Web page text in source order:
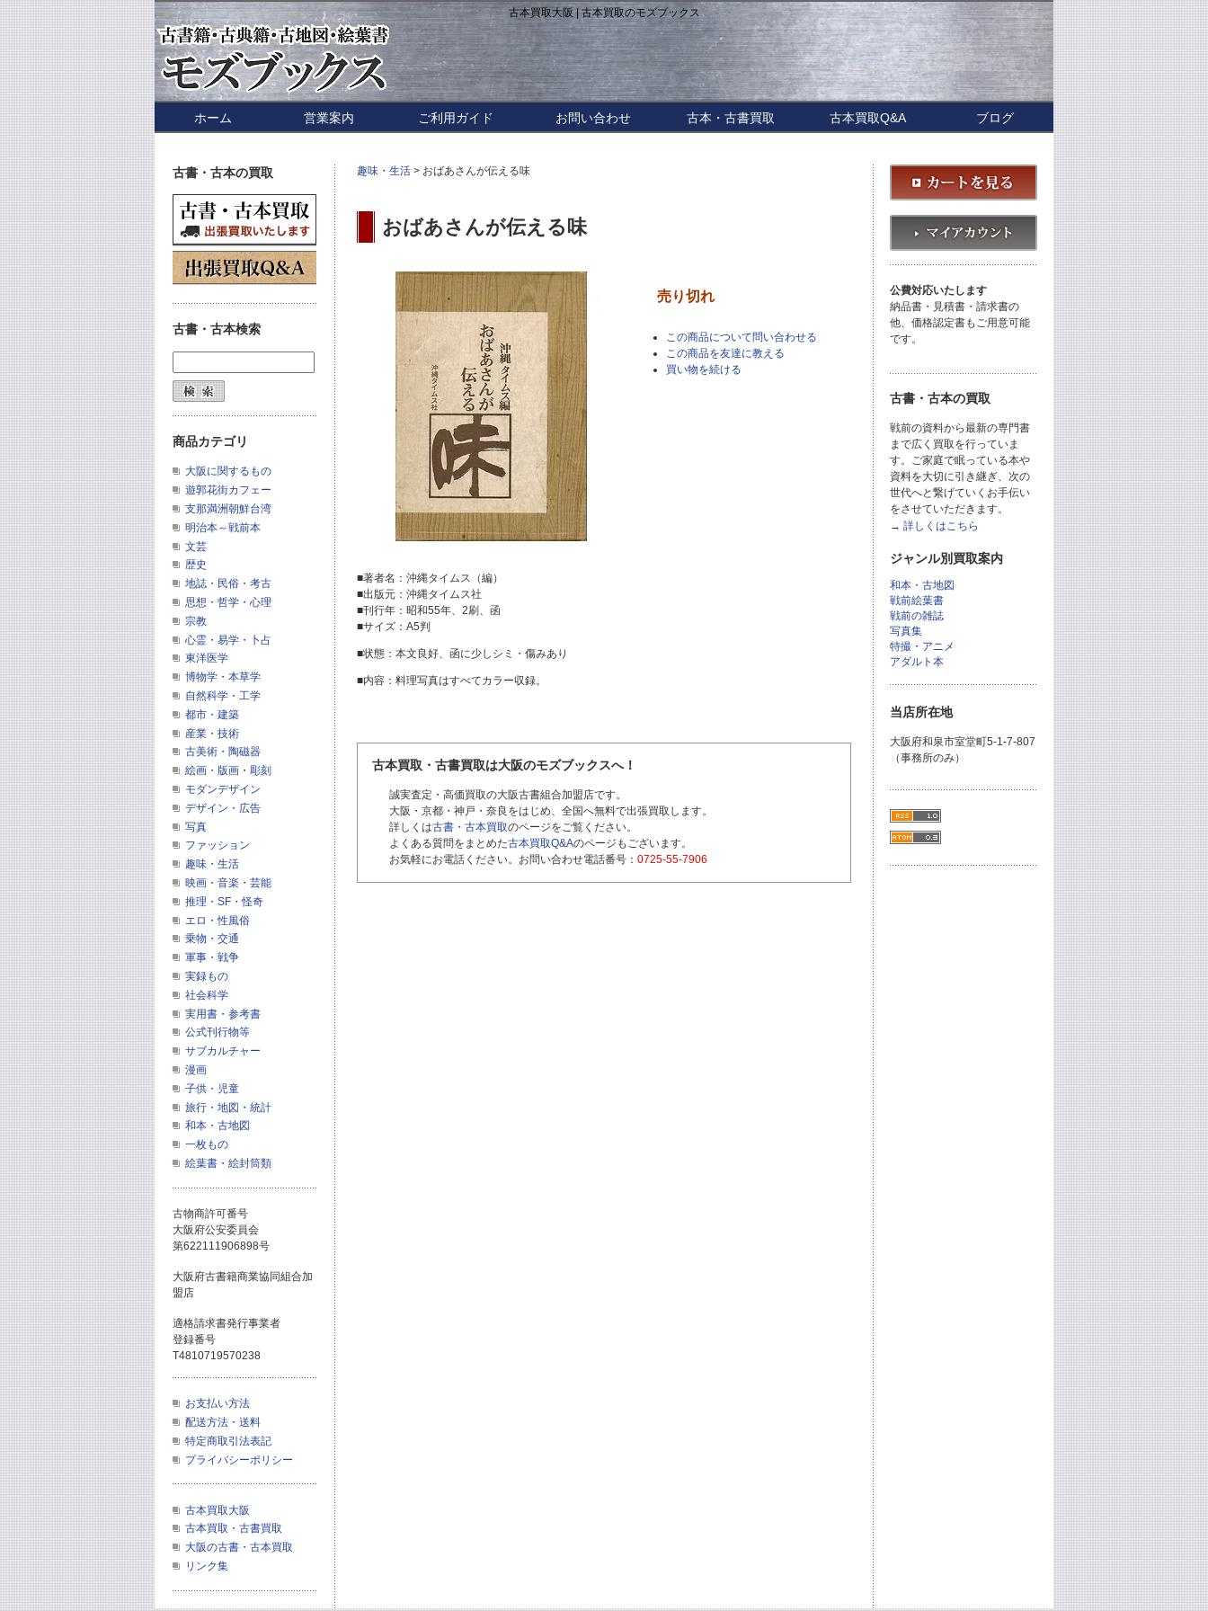
古本買取大阪 | 古本買取のモズブックス
ホーム 営業案内 ご利用ガイド お問い合わせ 古本・古書買取 古本買取Q&A ブログ
趣味・生活 > おばあさんが伝える味
おばあさんが伝える味
売り切れ
この商品について問い合わせる
この商品を友達に教える
買い物を続ける
■著者名：沖縄タイムス（編）
■出版元：沖縄タイムス社
■刊行年：昭和55年、2刷、函
■サイズ：A5判
■状態：本文良好、函に少しシミ・傷みあり
■内容：料理写真はすべてカラー収録。
古本買取・古書買取は大阪のモズブックスへ！
誠実査定・高価買取の大阪古書組合加盟店です。
大阪・京都・神戸・奈良をはじめ、全国へ無料で出張買取します。
詳しくは古書・古本買取のページをご覧ください。
よくある質問をまとめた古本買取Q&Aのページもございます。
お気軽にお電話ください。お問い合わせ電話番号： 0725-55-7906
古書・古本の買取
古書・古本検索
商品カテゴリ
大阪に関するもの
遊郭花街カフェー
支那満洲朝鮮台湾
明治本～戦前本
文芸
歴史
地誌・民俗・考古
思想・哲学・心理
宗教
心霊・易学・卜占
東洋医学
博物学・本草学
自然科学・工学
都市・建築
産業・技術
古美術・陶磁器
絵画・版画・彫刻
モダンデザイン
デザイン・広告
写真
ファッション
趣味・生活
映画・音楽・芸能
推理・SF・怪奇
エロ・性風俗
乗物・交通
軍事・戦争
実録もの
社会科学
実用書・参考書
公式刊行物等
サブカルチャー
漫画
子供・児童
旅行・地図・統計
和本・古地図
一枚もの
絵葉書・絵封筒類
古物商許可番号
大阪府公安委員会
第622111906898号
大阪府古書籍商業協同組合加
盟店
適格請求書発行事業者
登録番号
T4810719570238
お支払い方法
配送方法・送料
特定商取引法表記
プライバシーポリシー
古本買取大阪
古本買取・古書買取
大阪の古書・古本買取
リンク集
公費対応いたします
納品書・見積書・請求書の
他、価格認定書もご用意可能
です。
古書・古本の買取
戦前の資料から最新の専門書
まで広く買取を行っていま
す。ご家庭で眠っている本や
資料を大切に引き継ぎ、次の
世代へと繋げていくお手伝い
をさせていただきます。
→ 詳しくはこちら
ジャンル別買取案内
和本・古地図
戦前絵葉書
戦前の雑誌
写真集
特撮・アニメ
アダルト本
当店所在地
大阪府和泉市室堂町5-1-7-807
（事務所のみ）